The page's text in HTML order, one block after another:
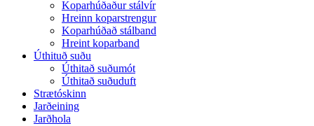
Koparhúðaður stálvír
Hreinn koparstrengur
Koparhúðað stálband
Hreint koparband
Úthituð suðu
Úthitað suðumót
Úthitað suðuduft
Strætóskinn
Jarðeining
Jarðhola